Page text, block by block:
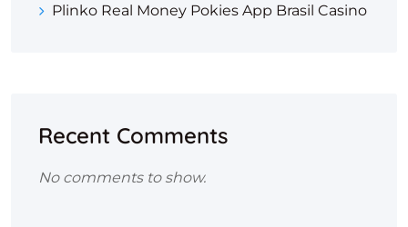
Plinko Real Money Pokies App Brasil Casino
Recent Comments
No comments to show.